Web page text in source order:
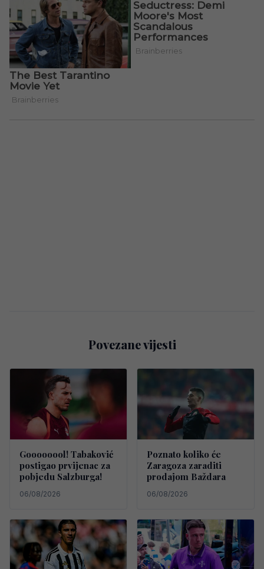
Povezane vijesti
Goooooool! Tabaković
postigao prvijenac za
pobjedu Salzburga!
06/08/2026
Poznato koliko će
Zaragoza zaraditi
prodajom Baždara
06/08/2026